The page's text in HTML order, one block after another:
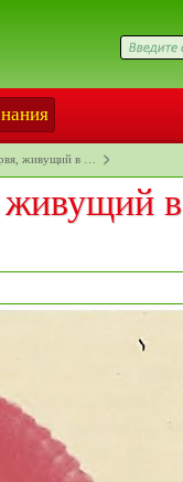
живущий в …
живущий в